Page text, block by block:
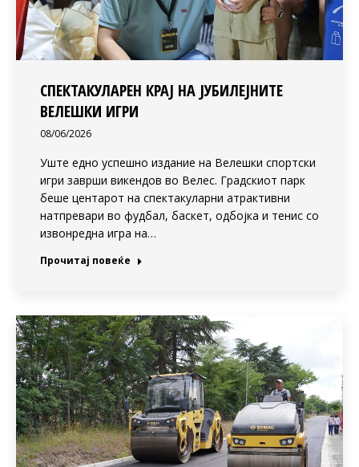
СПЕКТАКУЛАРЕН КРАЈ НА ЈУБИЛЕЈНИТЕ
ВЕЛЕШКИ ИГРИ
08/06/2026
Уште едно успешно издание на Велешки спортски
игри заврши викендов во Велес. Градскиот парк
беше центарот на спектакуларни атрактивни
натпревари во фудбал, баскет, одбојка и тенис со
извонредна игра на…
Прочитај повеќе